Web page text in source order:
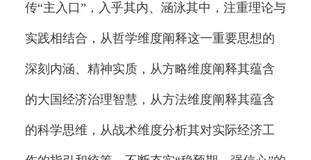
传“主入口”，入乎其内、涵泳其中，注重理论与
实践相结合，从哲学维度阐释这一重要思想的
深刻内涵、精神实质，从方略维度阐释其蕴含
的大国经济治理智慧，从方法维度阐释其蕴含
的科学思维，从战术维度分析其对实际经济工